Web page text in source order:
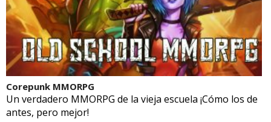
Corepunk MMORPG
Un verdadero MMORPG de la vieja escuela ¡Cómo los de
antes, pero mejor!